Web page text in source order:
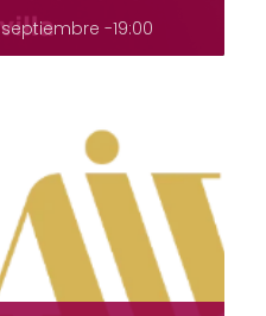
septiembre -19:00